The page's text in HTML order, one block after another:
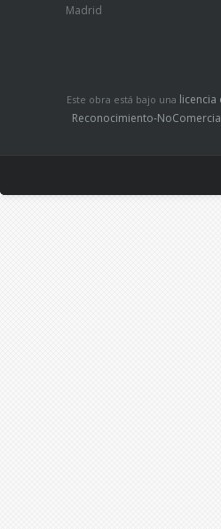
Madrid
Este obra está bajo una licencia
Reconocimiento-